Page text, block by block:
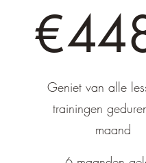
€
Geniet van alle
trainingen
maand